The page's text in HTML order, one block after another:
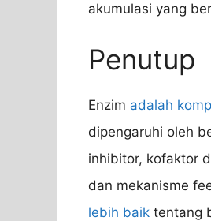
akumulasi yang
Penutup
Enzim adalah
dipengaruhi oleh
inhibitor, kofaktor
dan mekanisme
lebih baik tentang